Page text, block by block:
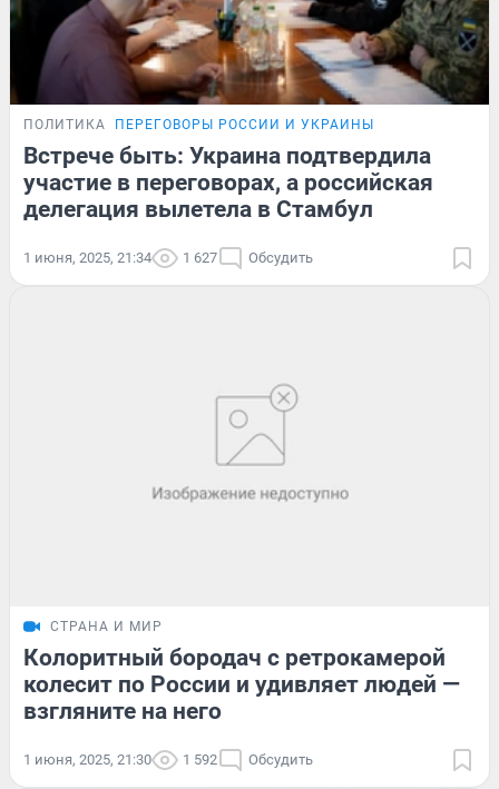
ПОЛИТИКА ПЕРЕГОВОРЫ РОССИИ И УКРАИНЫ
Встрече быть: Украина подтвердила
участие в переговорах, а российская
делегация вылетела в Стамбул
1 июня, 2025, 21:34 1 627 Обсудить
СТРАНА И МИР
Колоритный бородач с ретрокамерой
колесит по России и удивляет людей —
взгляните на него
1 июня, 2025, 21:30 1 592 Обсудить